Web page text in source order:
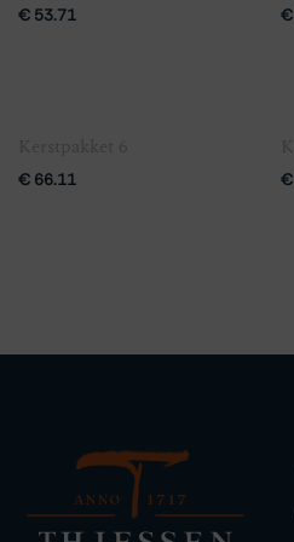
€ 53.71 €
€ 66.11 €